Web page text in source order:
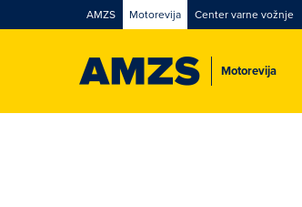
Motorevija
AMZS Motorevija Center varne vožnje